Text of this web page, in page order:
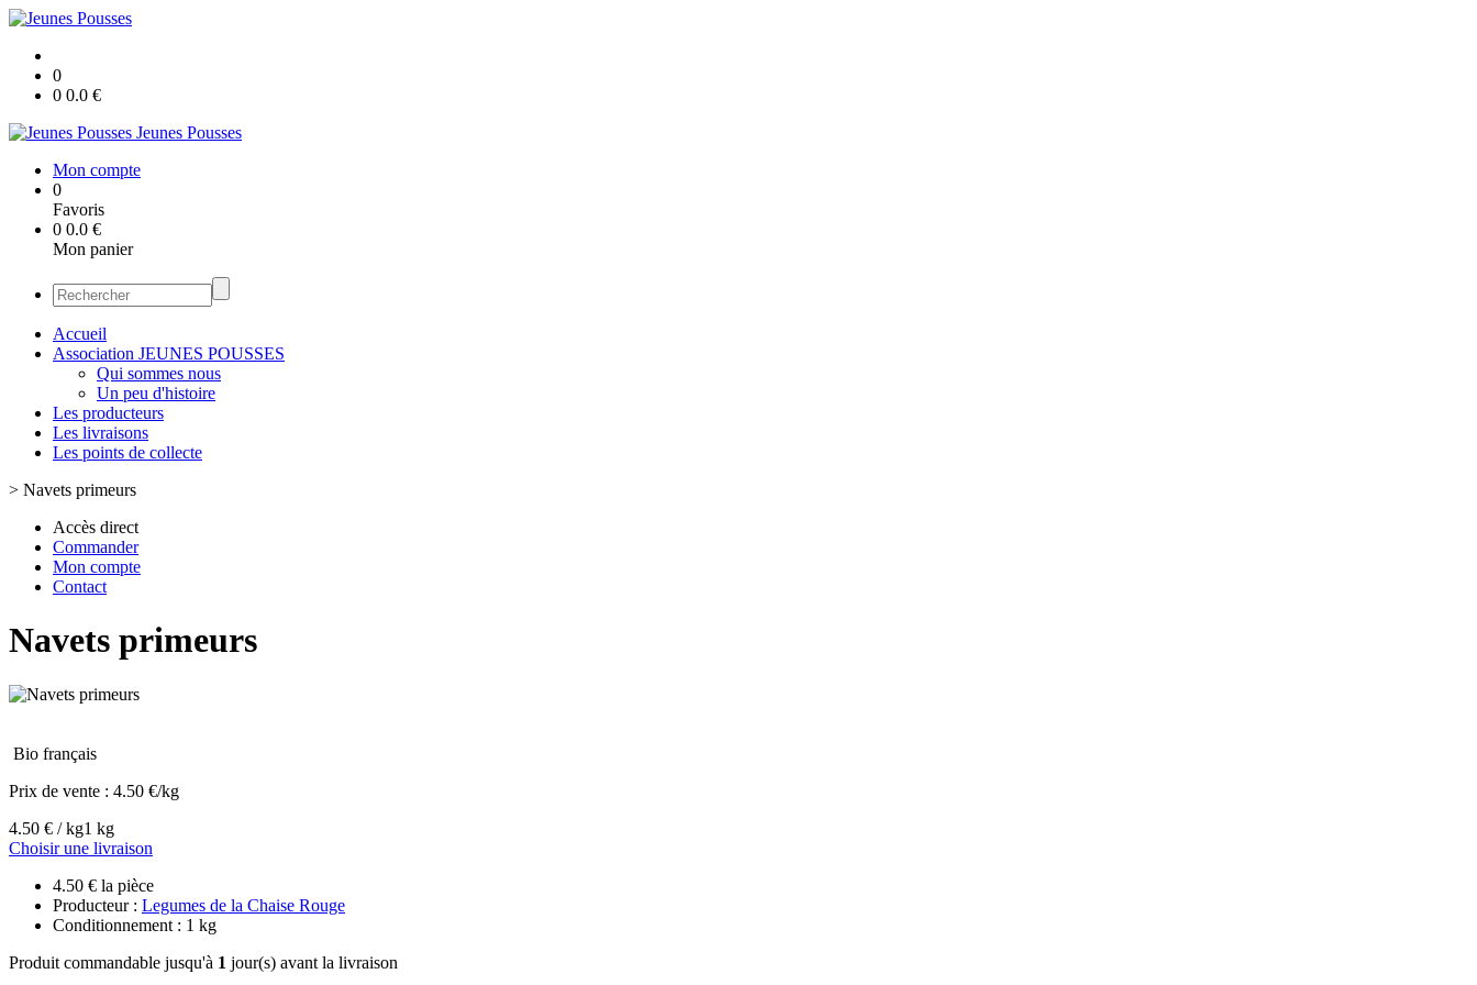
0
0 0.0 €
Jeunes Pousses
Mon compte
0
Favoris
0 0.0 €
Mon panier
Accueil
Association JEUNES POUSSES
Qui sommes nous
Un peu d'histoire
Les producteurs
Les livraisons
Les points de collecte
> Navets primeurs
Accès direct
Commander
Mon compte
Contact
Navets primeurs
Bio français
Prix de vente : 4.50 €/kg
4.50 € / kg1 kg
Choisir une livraison
4.50 € la pièce
Producteur : Legumes de la Chaise Rouge
Conditionnement : 1 kg
Produit commandable jusqu'à 1 jour(s) avant la livraison